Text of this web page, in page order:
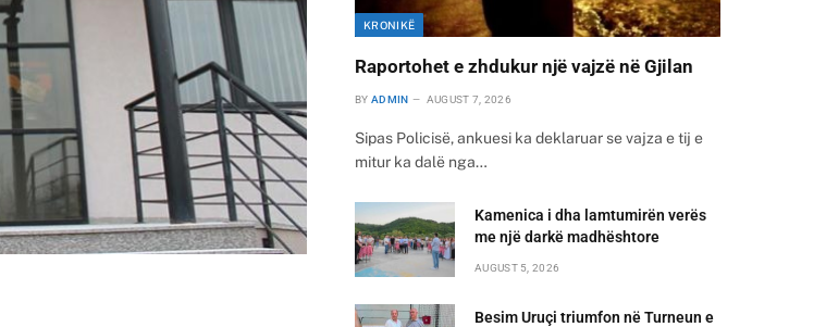
KRONIKË
Raportohet e zhdukur një vajzë në Gjilan
BY ADMIN AUGUST 7, 2026
Sipas Policisë, ankuesi ka deklaruar se vajza e tij e
mitur ka dalë nga…
Kamenica i dha lamtumirën verës
me një darkë madhështore
AUGUST 5, 2026
Besim Uruçi triumfon në Turneun e